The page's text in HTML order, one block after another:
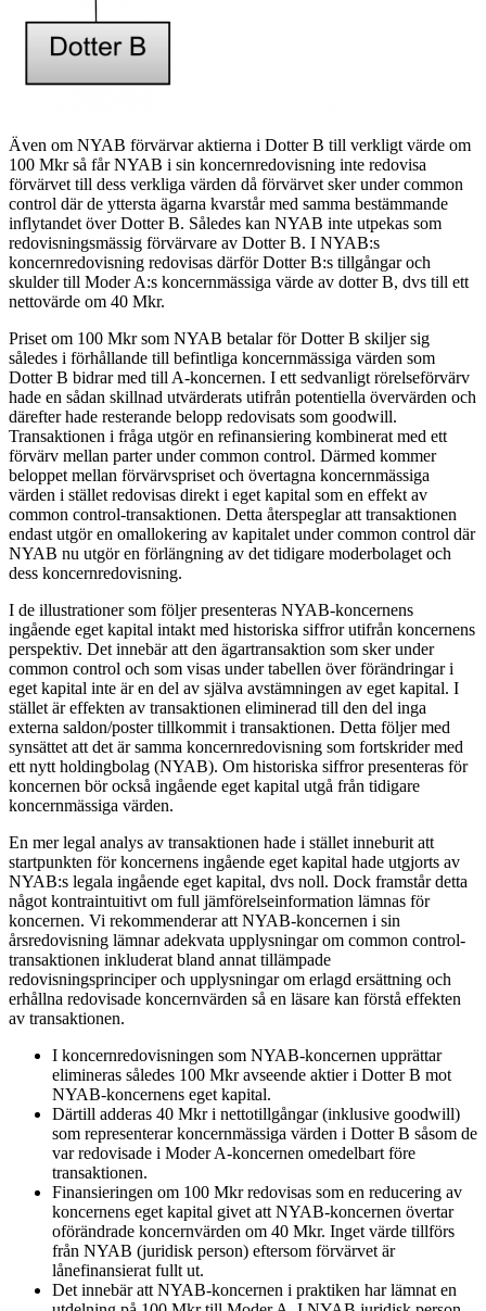
Även om NYAB förvärvar aktierna i Dotter B till verkligt värde om
100 Mkr så får NYAB i sin koncernredovisning inte redovisa
förvärvet till dess verkliga värden då förvärvet sker under common
control där de yttersta ägarna kvarstår med samma bestämmande
inflytandet över Dotter B. Således kan NYAB inte utpekas som
redovisningsmässig förvärvare av Dotter B. I NYAB:s
koncernredovisning redovisas därför Dotter B:s tillgångar och
skulder till Moder A:s koncernmässiga värde av dotter B, dvs till ett
nettovärde om 40 Mkr.
Priset om 100 Mkr som NYAB betalar för Dotter B skiljer sig
således i förhållande till befintliga koncernmässiga värden som
Dotter B bidrar med till A-koncernen. I ett sedvanligt rörelseförvärv
hade en sådan skillnad utvärderats utifrån potentiella övervärden och
därefter hade resterande belopp redovisats som goodwill.
Transaktionen i fråga utgör en refinansiering kombinerat med ett
förvärv mellan parter under common control. Därmed kommer
beloppet mellan förvärvspriset och övertagna koncernmässiga
värden i stället redovisas direkt i eget kapital som en effekt av
common control-transaktionen. Detta återspeglar att transaktionen
endast utgör en omallokering av kapitalet under common control där
NYAB nu utgör en förlängning av det tidigare moderbolaget och
dess koncernredovisning.
I de illustrationer som följer presenteras NYAB-koncernens
ingående eget kapital intakt med historiska siffror utifrån koncernens
perspektiv. Det innebär att den ägartransaktion som sker under
common control och som visas under tabellen över förändringar i
eget kapital inte är en del av själva avstämningen av eget kapital. I
stället är effekten av transaktionen eliminerad till den del inga
externa saldon/poster tillkommit i transaktionen. Detta följer med
synsättet att det är samma koncernredovisning som fortskrider med
ett nytt holdingbolag (NYAB). Om historiska siffror presenteras för
koncernen bör också ingående eget kapital utgå från tidigare
koncernmässiga värden.
En mer legal analys av transaktionen hade i stället inneburit att
startpunkten för koncernens ingående eget kapital hade utgjorts av
NYAB:s legala ingående eget kapital, dvs noll. Dock framstår detta
något kontraintuitivt om full jämförelseinformation lämnas för
koncernen. Vi rekommenderar att NYAB-koncernen i sin
årsredovisning lämnar adekvata upplysningar om common control-
transaktionen inkluderat bland annat tillämpade
redovisningsprinciper och upplysningar om erlagd ersättning och
erhållna redovisade koncernvärden så en läsare kan förstå effekten
av transaktionen.
I koncernredovisningen som NYAB-koncernen upprättar
elimineras således 100 Mkr avseende aktier i Dotter B mot
NYAB-koncernens eget kapital.
Därtill adderas 40 Mkr i nettotillgångar (inklusive goodwill)
som representerar koncernmässiga värden i Dotter B såsom de
var redovisade i Moder A-koncernen omedelbart före
transaktionen.
Finansieringen om 100 Mkr redovisas som en reducering av
koncernens eget kapital givet att NYAB-koncernen övertar
oförändrade koncernvärden om 40 Mkr. Inget värde tillförs
från NYAB (juridisk person) eftersom förvärvet är
lånefinansierat fullt ut.
Det innebär att NYAB-koncernen i praktiken har lämnat en